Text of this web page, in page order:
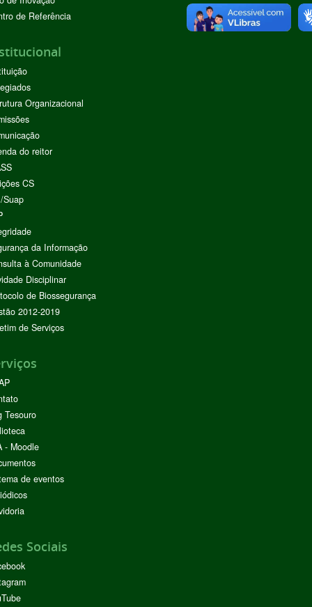
de Referência
Organizacional
do reitor
CS
Suap
da Informação
à Comunidade
Disciplinar
de Biossegurança
2012-2019
de Serviços
Tesouro
- Moodle
de eventos
Sociais